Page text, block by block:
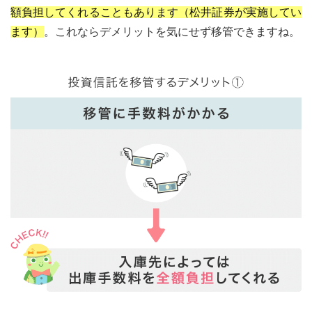
額負担してくれることもあります（松井証券が実施してい
ます）
。これならデメリットを気にせず移管できますね。